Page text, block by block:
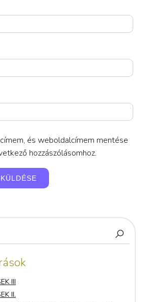
és weboldalcímem mentése
hozzászólásomhoz.
III
II.